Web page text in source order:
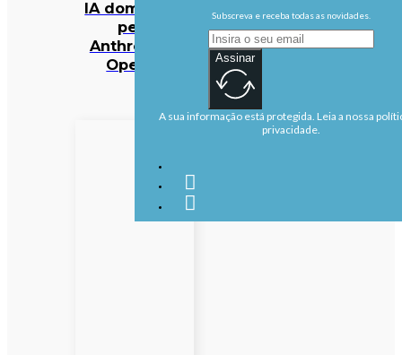
IA dominado
pela
Anthropic e
OpenAI
Subscreva e receba todas as novidades.
Assinar
A sua informação está protegida. Leia a nossa
privacidade.